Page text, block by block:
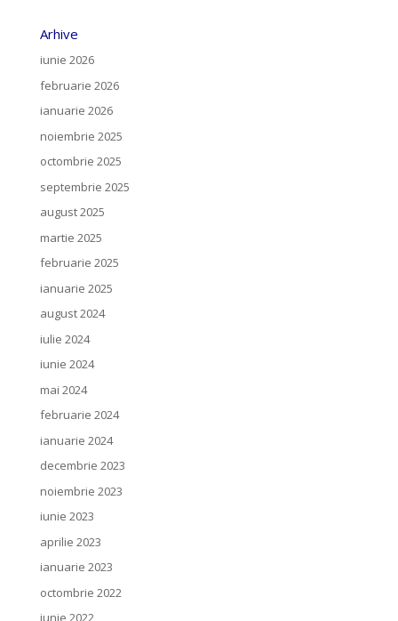
Arhive
iunie 2026
februarie 2026
ianuarie 2026
noiembrie 2025
octombrie 2025
septembrie 2025
august 2025
martie 2025
februarie 2025
ianuarie 2025
august 2024
iulie 2024
iunie 2024
mai 2024
februarie 2024
ianuarie 2024
decembrie 2023
noiembrie 2023
iunie 2023
aprilie 2023
ianuarie 2023
octombrie 2022
iunie 2022